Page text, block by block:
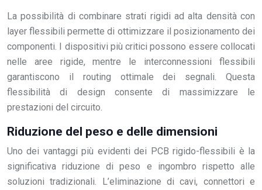
La possibilità di combinare strati rigidi ad alta densità con
layer flessibili permette di ottimizzare il posizionamento dei
componenti. I dispositivi più critici possono essere collocati
nelle aree rigide, mentre le interconnessioni flessibili
garantiscono il routing ottimale dei segnali. Questa
flessibilità di design consente di massimizzare le
prestazioni del circuito.
Riduzione del peso e delle dimensioni
Uno dei vantaggi più evidenti dei PCB rigido-flessibili è la
significativa riduzione di peso e ingombro rispetto alle
soluzioni tradizionali. L’eliminazione di cavi, connettori e